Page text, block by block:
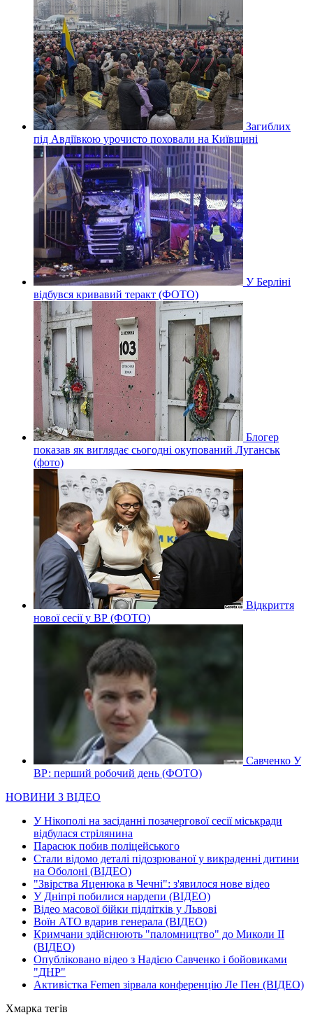
Загиблих
під Авдіївкою урочисто поховали на Київщині
У Берліні
відбувся кривавий теракт (ФОТО)
Блогер
показав як виглядає сьогодні окупований Луганськ
(фото)
Відкриття
нової сесії у ВР (ФОТО)
Савченко У
ВР: перший робочий день (ФОТО)
НОВИНИ З ВІДЕО
У Нікополі на засіданні позачергової сесії міськради
відбулася стрілянина
Парасюк побив поліцейського
Стали відомо деталі підозрюваної у викраденні дитини
на Оболоні (ВІДЕО)
"Звірства Яценюка в Чечні": з'явилося нове відео
У Дніпрі побилися нардепи (ВІДЕО)
Відео масової бійки підлітків у Львові
Воїн АТО вдарив генерала (ВІДЕО)
Кримчани здійснюють "паломництво" до Миколи ІІ
(ВІДЕО)
Опубліковано відео з Надією Савченко і бойовиками
"ДНР"
Активістка Femen зірвала конференцію Ле Пен (ВІДЕО)
Хмарка тегів